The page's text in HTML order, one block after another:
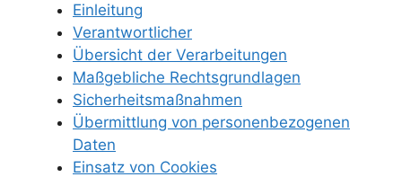
Einleitung
Verantwortlicher
Übersicht der Verarbeitungen
Maßgebliche Rechtsgrundlagen
Sicherheitsmaßnahmen
Übermittlung von personenbezogenen
Daten
Einsatz von Cookies